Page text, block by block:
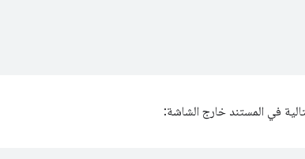
في المستند خارج الشاشة: